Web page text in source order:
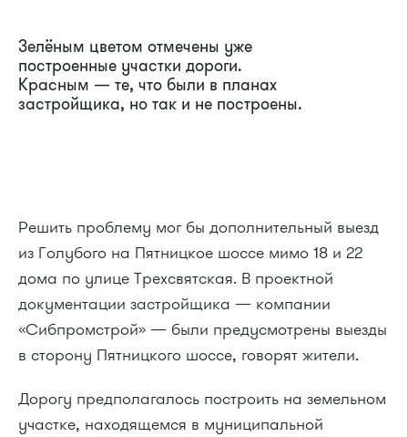
Зелёным цветом отмечены уже
построенные участки дороги.
Красным — те, что были в планах
застройщика, но так и не построены.
Решить проблему мог бы дополнительный выезд
из Голубого на Пятницкое шоссе мимо 18 и 22
дома по улице Трехсвятская. В проектной
документации застройщика — компании
«Сибпромстрой» — были предусмотрены выезды
в сторону Пятницкого шоссе, говорят жители.
Дорогу предполагалось построить на земельном
участке, находящемся в муниципальной